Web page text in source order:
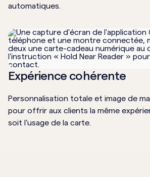
automatiques.
Expérience cohérente
Personnalisation totale et image de
pour offrir aux clients la même
soit l’usage de la carte.